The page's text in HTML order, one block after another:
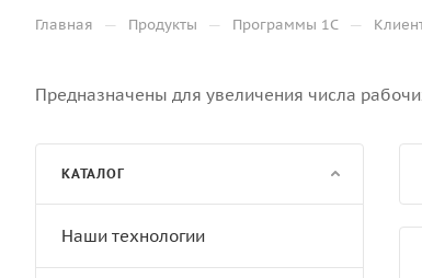
Главная — Продукты — Программы 1С —
Предназначены для увеличения числа
КАТАЛОГ
Наши технологии